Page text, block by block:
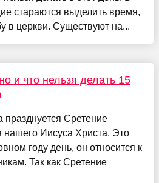
стараются выделить время,
в церкви. Существуют на...
и что нельзя делать 15
Сретение
нашего Иисуса Христа. Это
году день, он относится к
Так как Сретение